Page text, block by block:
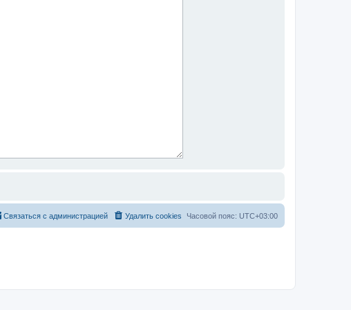
Часовой пояс: UTC+03:00
Удалить cookies
Связаться с администрацией